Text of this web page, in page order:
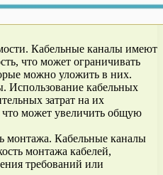
Кабельные каналы имеют
что может ограничивать
можно уложить в них.
Использование кабельных
затрат на их
может увеличить общую
монтажа. Кабельные каналы
монтажа кабелей,
требований или